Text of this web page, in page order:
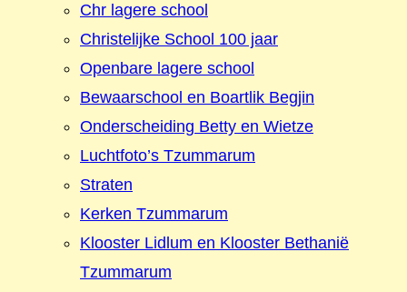
Chr lagere school
Christelijke School 100 jaar
Openbare lagere school
Bewaarschool en Boartlik Begjin
Onderscheiding Betty en Wietze
Luchtfoto’s Tzummarum
Straten
Kerken Tzummarum
Klooster Lidlum en Klooster Bethanië
Tzummarum